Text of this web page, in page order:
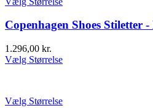
Copenhagen Shoes Stiletter
1.296,00 kr.
Vælg Størrelse
Vælg Størrelse